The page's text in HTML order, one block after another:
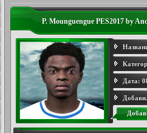
P. Mounguengue PES2017 by
Дата: